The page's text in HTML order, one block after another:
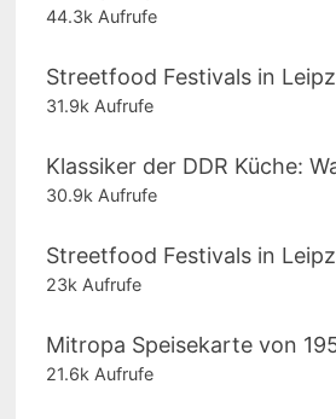
44.3k Aufrufe
Streetfood Festivals in
31.9k Aufrufe
Klassiker der DDR Küche:
30.9k Aufrufe
Streetfood Festivals in
23k Aufrufe
Mitropa Speisekarte von
21.6k Aufrufe